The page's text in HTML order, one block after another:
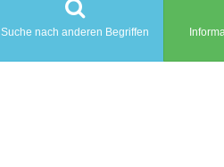
Suche nach anderen Begriffen